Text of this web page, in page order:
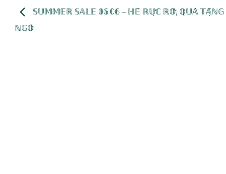
𝕊𝕌𝕄𝕄𝔼ℝ 𝕊𝔸𝕃𝔼 𝟘𝟞.𝟘𝟞 – ℍ𝔼̀ ℝ𝕌̛̣ℂ ℝ𝕆̛̃, ℚ𝕌𝔸̀ 𝕋𝔸̣̆ℕ𝔾
ℕ𝔾𝕆̛̀